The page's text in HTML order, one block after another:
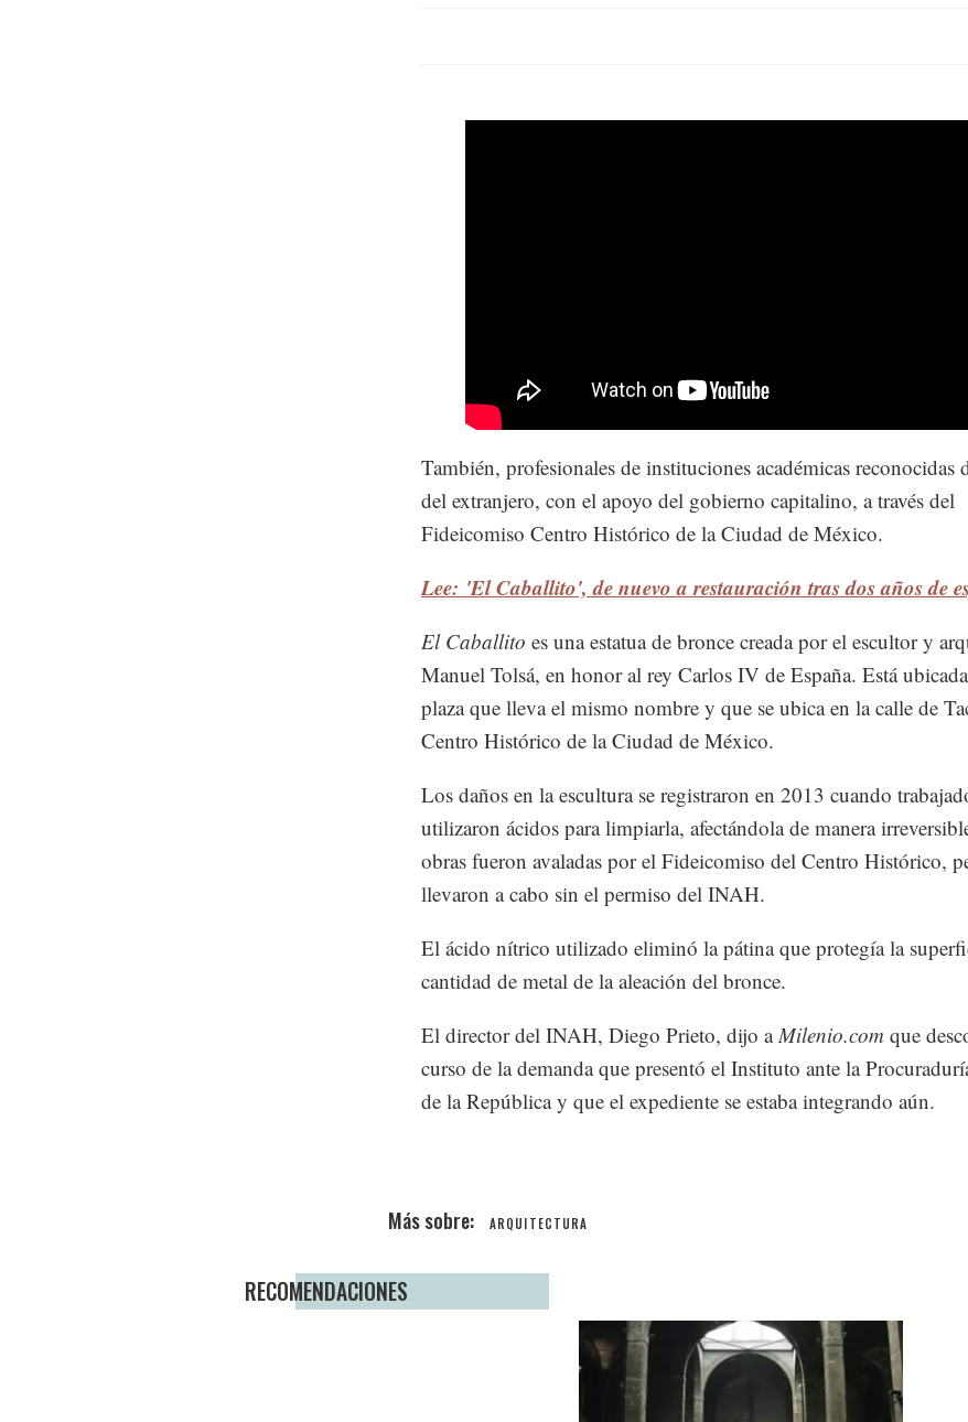
También, profesionales de instituciones académicas reconocidas
del extranjero, con el apoyo del gobierno capitalino, a través del
Fideicomiso Centro Histórico de la Ciudad de México.
Lee: 'El Caballito', de nuevo a restauración tras dos años de
El Caballito es una estatua de bronce creada por el escultor y
Manuel Tolsá, en honor al rey Carlos IV de España. Está
plaza que lleva el mismo nombre y que se ubica en la calle de
Centro Histórico de la Ciudad de México.
Los daños en la escultura se registraron en 2013 cuando
utilizaron ácidos para limpiarla, afectándola de manera
obras fueron avaladas por el Fideicomiso del Centro Histórico,
llevaron a cabo sin el permiso del INAH.
El ácido nítrico utilizado eliminó la pátina que protegía la
cantidad de metal de la aleación del bronce.
El director del INAH, Diego Prieto, dijo aMilenio.com que
curso de la demanda que presentó el Instituto ante la
de la República y que el expediente se estaba integrando aún.
ARQUITECTURA
RECOMENDACIONES